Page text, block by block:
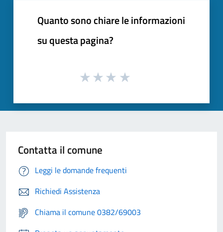
Quanto sono chiare le informazioni
su questa pagina?
Contatta il comune
Leggi le domande frequenti
Richiedi Assistenza
Chiama il comune 0382/69003